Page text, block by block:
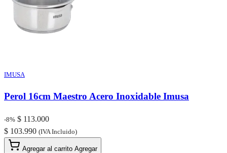
IMUSA
Perol 16cm Maestro Acero Inoxidable Imusa
-8% $ 113.000
$ 103.990 (IVA Incluido)
Agregar al carrito Agregar